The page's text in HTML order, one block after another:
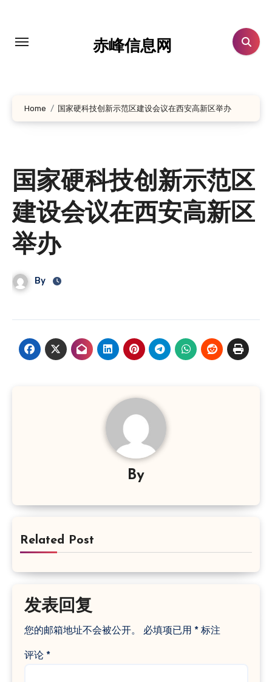
赤峰信息网
Home 国家硬科技创新示范区建设会议在西安高新区举办
国家硬科技创新示范区
建设会议在西安高新区
举办
By
By
Related Post
发表回复
您的邮箱地址不会被公开。 必填项已用 *标注
评论 *